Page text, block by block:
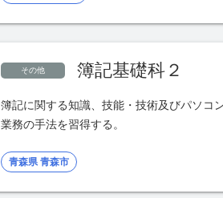
その他 簿記基礎科２
簿記に関する知識、技能・技術及びパソコ
業務の手法を習得する。
青森県 青森市